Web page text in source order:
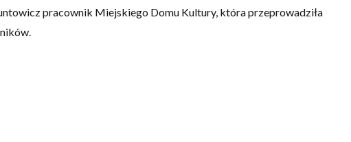
pracownik Miejskiego Domu Kultury, która przeprowadziła